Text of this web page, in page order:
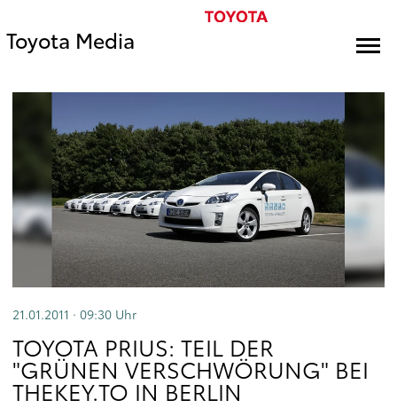
Toyota Media
21.01.2011 · 09:30 Uhr
TOYOTA PRIUS: TEIL DER
"GRÜNEN VERSCHWÖRUNG" BEI
THEKEY.TO IN BERLIN